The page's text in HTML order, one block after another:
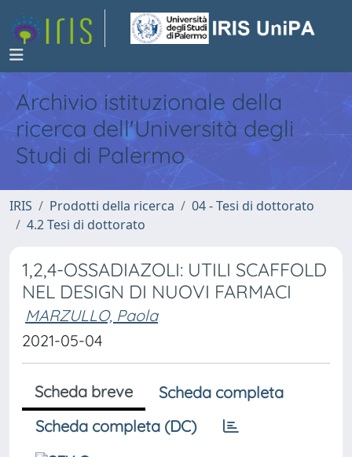
Archivio istituzionale della
ricerca dell'Università degli
Studi di Palermo
IRIS Prodotti della ricerca
04 - Tesi di dottorato
4.2 Tesi di dottorato
1,2,4-OSSADIAZOLI: UTILI SCAFFOLD
NEL DESIGN DI NUOVI FARMACI
MARZULLO, Paola
2021-05-04
Scheda breve
Scheda completa
Scheda completa (DC)